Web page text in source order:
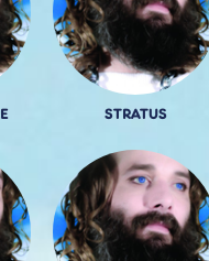
STRATUS